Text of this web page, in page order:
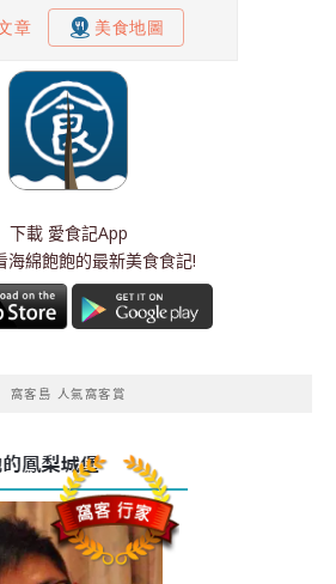
下載 愛食記App
海綿飽飽的最新美食食記!
窩客島 人氣窩客賞